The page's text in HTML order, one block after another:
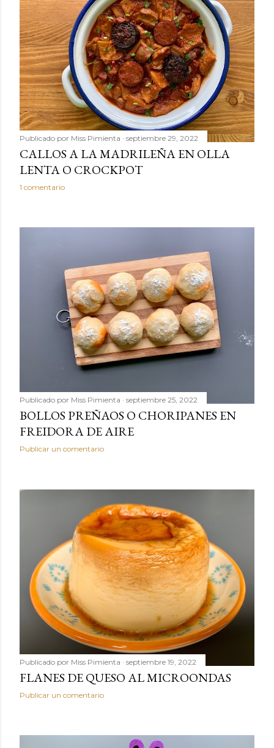
Publicado por Miss Pimienta septiembre 29, 2022
CALLOS A LA MADRILEÑA EN OLLA
LENTA O CROCKPOT
1 comentario
Publicado por Miss Pimienta septiembre 25, 2022
BOLLOS PREÑAOS O CHORIPANES EN
FREIDORA DE AIRE
Publicar un comentario
Publicado por Miss Pimienta septiembre 19, 2022
FLANES DE QUESO AL MICROONDAS
Publicar un comentario